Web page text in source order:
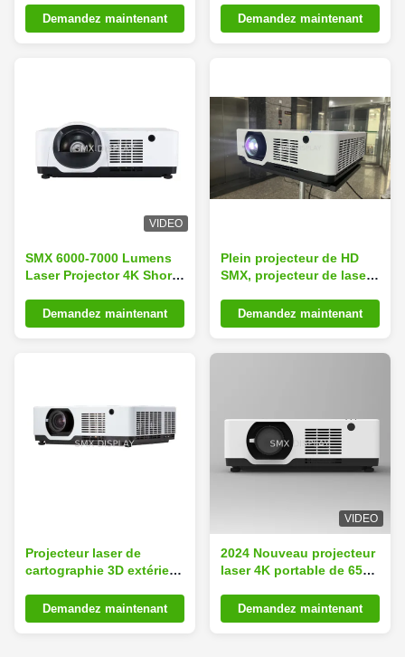
de bâtiments à grande
échelle
Demandez maintenant
l'amélioration 4K
Demandez maintenant
VIDEO
SMX 6000-7000 Lumens
Laser Projector 4K Short
Simulateur de Vol
Demandez maintenant
Plein projecteur de HD
SMX, projecteur de laser
cinéma à la maison
Demandez maintenant
Projecteur laser de
cartographie 3D extérieur
lumens 1920x1200P 360
degrés pour les grands
Demandez maintenant
VIDEO
2024 Nouveau projecteur
laser 4K portable de 6500
utilisation en extérieur
dans de grands lieux
Demandez maintenant